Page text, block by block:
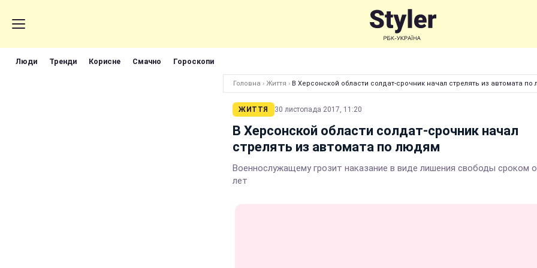
Люди Тренди Корисне Смачно Гороскопи
Головна › Життя › В Херсонской области солдат-срочник начал стрелять из автомата по
ЖИТТЯ 30 листопада 2017, 11:20
В Херсонской области солдат-срочник начал
стрелять из автомата по людям
Военнослужащему грозит наказание в виде лишения свободы сроком
лет